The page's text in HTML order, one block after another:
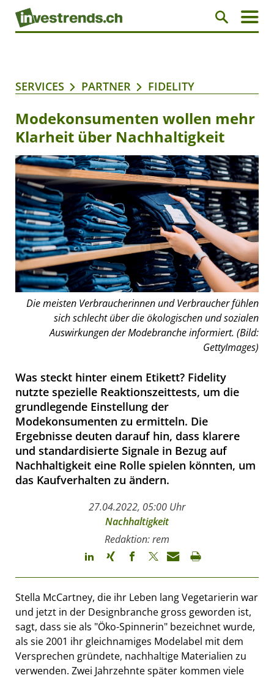
SERVICES PARTNER FIDELITY
Modekonsumenten wollen mehr
Klarheit über Nachhaltigkeit
Die meisten Verbraucherinnen und Verbraucher fühlen
sich schlecht über die ökologischen und sozialen
Auswirkungen der Modebranche informiert. (Bild:
GettyImages)
Was steckt hinter einem Etikett? Fidelity
nutzte spezielle Reaktionszeittests, um die
grundlegende Einstellung der
Modekonsumenten zu ermitteln. Die
Ergebnisse deuten darauf hin, dass klarere
und standardisierte Signale in Bezug auf
Nachhaltigkeit eine Rolle spielen könnten, um
das Kaufverhalten zu ändern.
27.04.2022, 05:00 Uhr
Nachhaltigkeit
Redaktion: rem
Stella McCartney, die ihr Leben lang Vegetarierin war
und jetzt in der Designbranche gross geworden ist,
sagt, dass sie als "Öko-Spinnerin" bezeichnet wurde,
als sie 2001 ihr gleichnamiges Modelabel mit dem
Versprechen gründete, nachhaltige Materialien zu
verwenden. Zwei Jahrzehnte später kommen viele